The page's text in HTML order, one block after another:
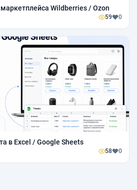
Wildberries / Ozon
59 0
в Excel / Google Sheets
58 0